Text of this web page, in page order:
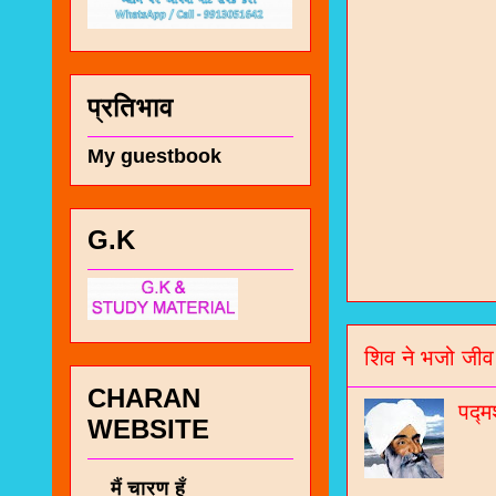
शिव ने भजो जीव
प्रतिभाव
My guestbook
G.K
CHARAN
WEBSITE
मैं चारण हूँ